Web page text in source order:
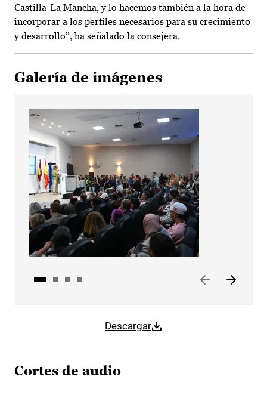
Castilla-La Mancha, y lo hacemos también a la hora de
incorporar a los perfiles necesarios para su crecimiento
y desarrollo”, ha señalado la consejera.
Galería de imágenes
Descargar
Cortes de audio